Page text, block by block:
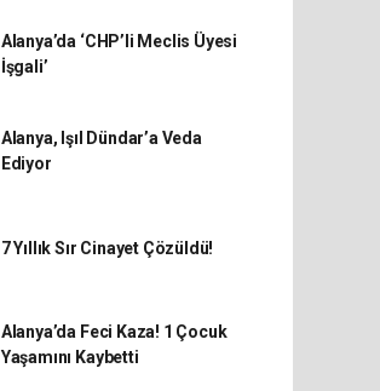
Alanya’da ‘CHP’li Meclis Üyesi
İşgali’
Alanya, Işıl Dündar’a Veda
Ediyor
7 Yıllık Sır Cinayet Çözüldü!
Alanya’da Feci Kaza! 1 Çocuk
Yaşamını Kaybetti